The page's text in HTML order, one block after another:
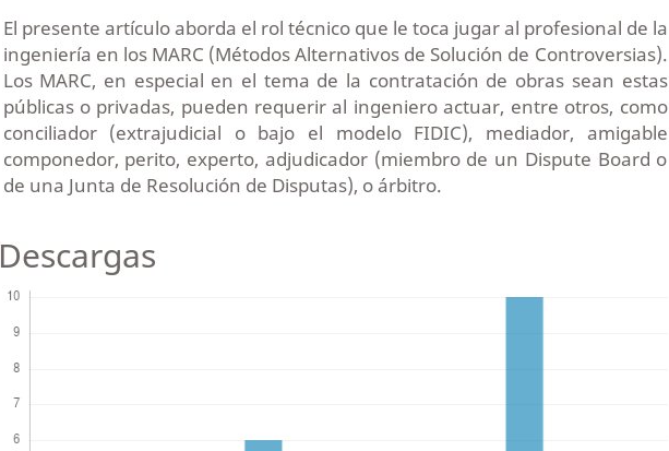
El presente artículo aborda el rol técnico que le toca jugar al profesional de la
ingeniería en los MARC (Métodos Alternativos de Solución de Controversias).
Los MARC, en especial en el tema de la contratación de obras sean estas
públicas o privadas, pueden requerir al ingeniero actuar, entre otros, como
conciliador (extrajudicial o bajo el modelo FIDIC), mediador, amigable
componedor, perito, experto, adjudicador (miembro de un Dispute Board o
de una Junta de Resolución de Disputas), o árbitro.
Descargas